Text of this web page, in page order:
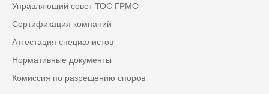
Управляющий совет ТОС ГРМО
Сертификация компаний
Аттестация специалистов
Нормативные документы
Комиссия по разрешению споров